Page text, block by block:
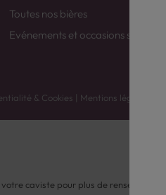
Toutes nos bières
Evénements et occasions spéciales
& Cookies | Mentions légales
caviste pour plus de